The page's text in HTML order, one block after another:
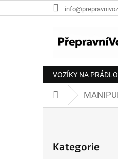
VOZÍKY NA PRÁDLO
Domů
kategorie
Kategorie